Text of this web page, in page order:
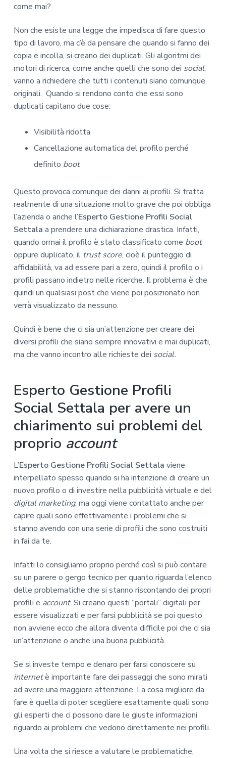
come mai?
Non che esiste una legge che impedisca di fare questo
tipo di lavoro, ma c’è da pensare che quando si fanno dei
copia e incolla, si creano dei duplicati. Gli algoritmi dei
motori di ricerca, come anche quelli che sono dei social,
vanno a richiedere che tutti i contenuti siano comunque
originali. Quando si rendono conto che essi sono
duplicati capitano due cose:
Visibilità ridotta
Cancellazione automatica del profilo perché
definito boot
Questo provoca comunque dei danni ai profili. Si tratta
realmente di una situazione molto grave che poi obbliga
l’azienda o anche l’Esperto Gestione Profili Social
Settala a prendere una dichiarazione drastica. Infatti,
quando ormai il profilo è stato classificato come boot
oppure duplicato, il trust score, cioè il punteggio di
affidabilità, va ad essere pari a zero, quindi il profilo o i
profili passano indietro nelle ricerche. Il problema è che
quindi un qualsiasi post che viene poi posizionato non
verrà visualizzato da nessuno.
Quindi è bene che ci sia un’attenzione per creare dei
diversi profili che siano sempre innovativi e mai duplicati,
ma che vanno incontro alle richieste dei social.
Esperto Gestione Profili
Social Settala per avere un
chiarimento sui problemi del
proprio account
L’Esperto Gestione Profili Social Settala viene
interpellato spesso quando si ha intenzione di creare un
nuovo profilo o di investire nella pubblicità virtuale e del
digital marketing, ma oggi viene contattato anche per
capire quali sono effettivamente i problemi che si
stanno avendo con una serie di profili che sono costruiti
in fai da te.
Infatti lo consigliamo proprio perché così si può contare
su un parere o gergo tecnico per quanto riguarda l’elenco
delle problematiche che si stanno riscontando dei propri
profili e account. Si creano questi “portali” digitali per
essere visualizzati e per farsi pubblicità se poi questo
non avviene ecco che allora diventa difficile poi che ci sia
un’attenzione o anche una buona pubblicità.
Se si investe tempo e denaro per farsi conoscere su
internetè importante fare dei passaggi che sono mirati
ad avere una maggiore attenzione. La cosa migliore da
fare è quella di poter scegliere esattamente quali sono
gli esperti che ci possono dare le giuste informazioni
riguardo ai problemi che vedono direttamente nei profili.
Una volta che si riesce a valutare le problematiche,